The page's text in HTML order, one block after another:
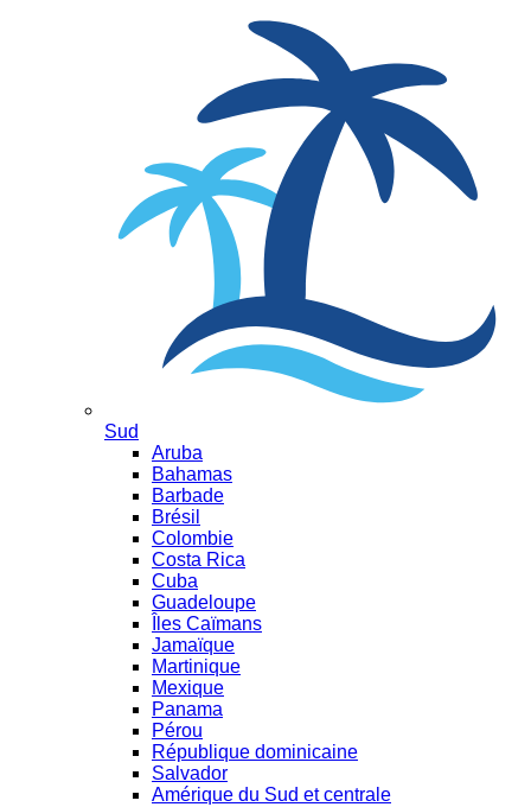
Sud
Aruba
Bahamas
Barbade
Brésil
Colombie
Costa Rica
Cuba
Guadeloupe
Îles Caïmans
Jamaïque
Martinique
Mexique
Panama
Pérou
République dominicaine
Salvador
Amérique du Sud et centrale